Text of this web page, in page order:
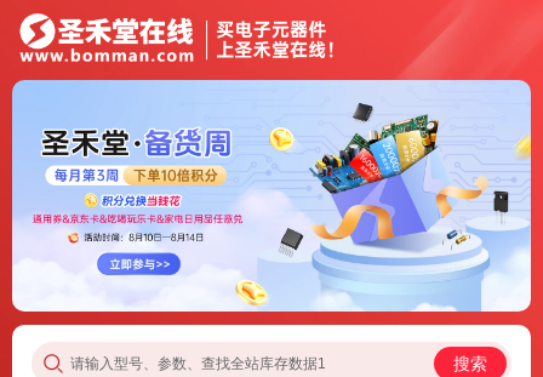
请输入型号、参数、查找全站库存数据1 搜索